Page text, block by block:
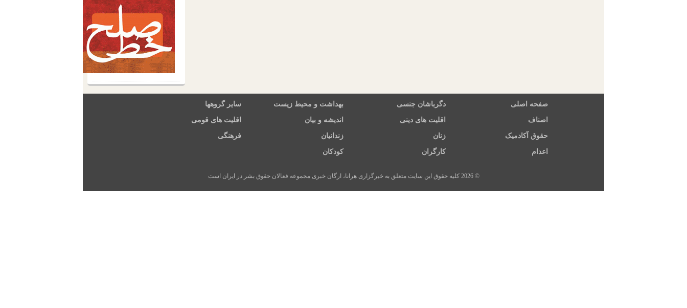
صفحه اصلی دگرباشان جنسی بهداشت و محیط زیست سایر گروهها
اصناف اقلیت های دینی اندیشه و بیان اقلیت های قومی
حقوق آکادمیک زنان زندانیان فرهنگی
اعدام کارگران کودکان
© 2026 کلیه حقوق این سایت متعلق به خبرگزاری هرانا، ارگان خبری مجموعه فعالان حقوق بشر در ایران است